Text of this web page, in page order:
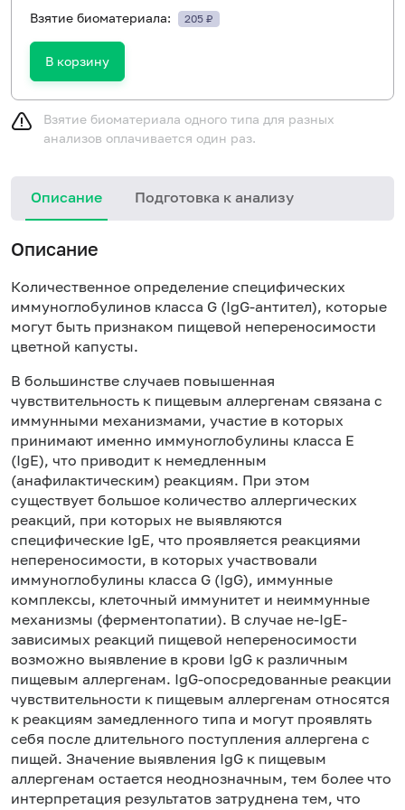
Взятие биоматериала: 205 ₽
В корзину
Взятие биоматериала одного типа для разных
анализов оплачивается один раз.
Описание Подготовка к анализу
Описание
Количественное определение специфических
иммуноглобулинов класса G (IgG-антител), которые
могут быть признаком пищевой непереносимости
цветной капусты.
В большинстве случаев повышенная
чувствительность к пищевым аллергенам связана с
иммунными механизмами, участие в которых
принимают именно иммуноглобулины класса Е
(IgE), что приводит к немедленным
(анафилактическим) реакциям. При этом
существует большое количество аллергических
реакций, при которых не выявляются
специфические IgE, что проявляется реакциями
непереносимости, в которых участвовали
иммуноглобулины класса G (IgG), иммунные
комплексы, клеточный иммунитет и неиммунные
механизмы (ферментопатии). В случае не-IgE-
зависимых реакций пищевой непереносимости
возможно выявление в крови IgG к различным
пищевым аллергенам. IgG-опосредованные реакции
чувствительности к пищевым аллергенам относятся
к реакциям замедленного типа и могут проявлять
себя после длительного поступления аллергена с
пищей. Значение выявления IgG к пищевым
аллергенам остается неоднозначным, тем более что
интерпретация результатов затруднена тем, что